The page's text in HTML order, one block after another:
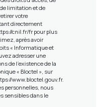
limitation et de
votre
directement
cnil.fr/frpour plus
après avoir
« Informatique et
adresser une
de l’existence de la
« Bloctel », sur
www.bloctel.gouv.fr.
personnelles, nous
sensibles dans le